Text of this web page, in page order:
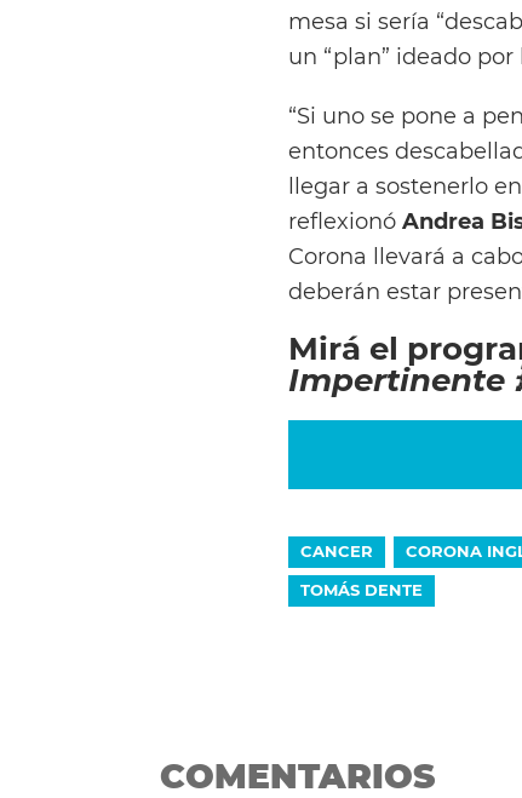
mesa si sería
un “plan” ideado
“Si uno se pone a
entonces
llegar a sostenerlo
reflexionó Andrea
Corona llevará a
deberán estar
Mirá el
Impertinente
CANCER CORONA
TOMÁS DENTE
COMENTARIOS